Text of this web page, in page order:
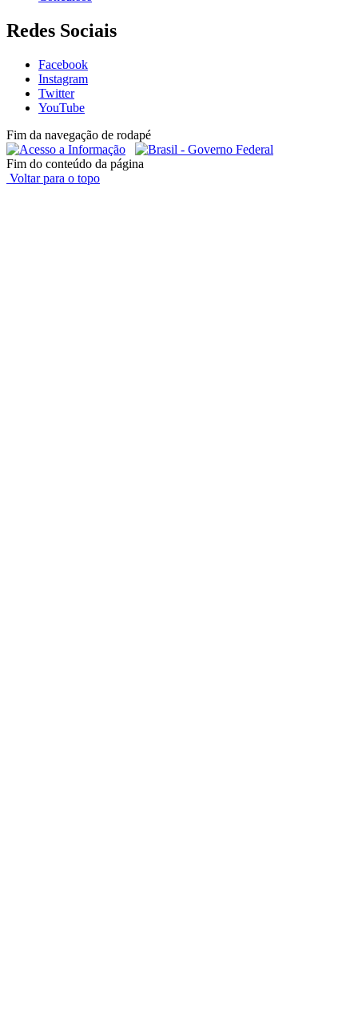
Redes Sociais
Facebook
Instagram
Twitter
YouTube
Fim da navegação de rodapé
Fim do conteúdo da página
Voltar para o topo